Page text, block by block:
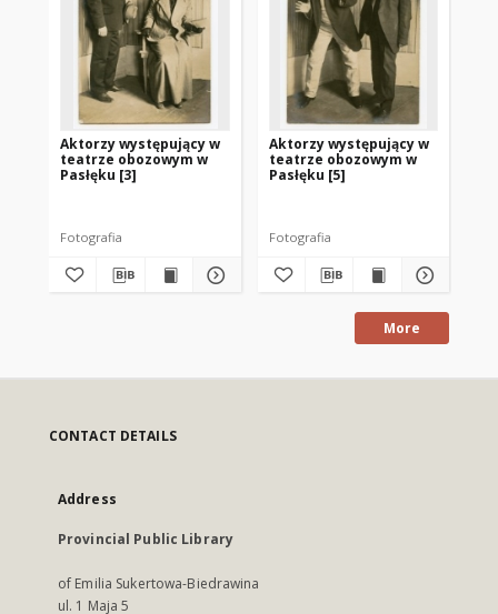
Aktorzy występujący w
teatrze obozowym w
Pasłęku [3]
Fotografia
Aktorzy występujący w
teatrze obozowym w
Pasłęku [5]
Fotografia
More
CONTACT DETAILS
Address
Provincial Public Library
of Emilia Sukertowa-Biedrawina
ul. 1 Maja 5